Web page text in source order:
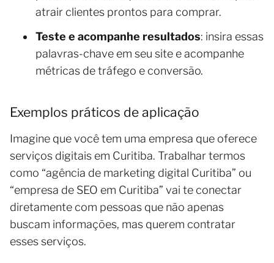
atrair clientes prontos para comprar.
Teste e acompanhe resultados: insira essas
palavras-chave em seu site e acompanhe
métricas de tráfego e conversão.
Exemplos práticos de aplicação
Imagine que você tem uma empresa que oferece
serviços digitais em Curitiba. Trabalhar termos
como “agência de marketing digital Curitiba” ou
“empresa de SEO em Curitiba” vai te conectar
diretamente com pessoas que não apenas
buscam informações, mas querem contratar
esses serviços.